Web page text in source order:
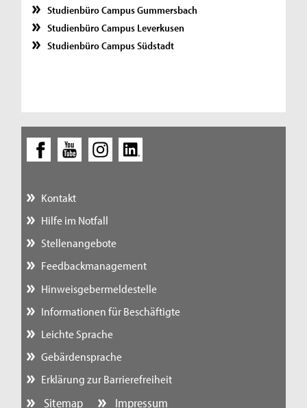
Studienbüro Campus Gummersbach
Studienbüro Campus Leverkusen
Studienbüro Campus Südstadt
Kontakt
Hilfe im Notfall
Stellenangebote
Feedbackmanagement
Hinweisgebermeldestelle
Informationen für Beschäftigte
Leichte Sprache
Gebärdensprache
Erklärung zur Barrierefreiheit
Sitemap Impressum